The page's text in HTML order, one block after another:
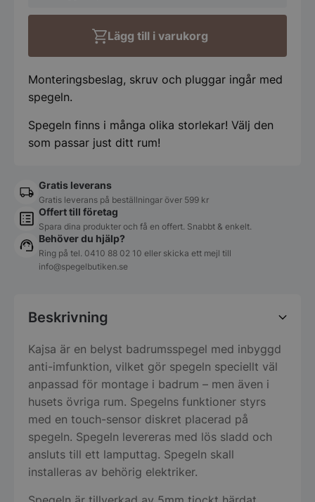
Lägg till i varukorg
Monteringsbeslag, skruv och pluggar ingår med
spegeln.
Spegeln finns i många olika storlekar! Välj den
som passar just ditt rum!
Gratis leverans
Gratis leverans på beställningar över 599 kr
Offert till företag
Spara dina produkter och få en offert. Snabbt & enkelt.
Behöver du hjälp?
Ring på tel. 0410 88 02 10 eller skicka ett mejl till
info@spegelbutiken.se
Beskrivning
Kajsa är en belyst badrumsspegel med inbyggd
anti-imfunktion, vilket gör spegeln speciellt väl
anpassad för montage i badrum – men även i
husets övriga rum. Spegelns funktioner styrs
med en touch-sensor diskret placerad på
spegeln. Spegeln levereras med lös sladd och
ansluts till ett lamputtag. Spegeln skall
installeras av behörig elektriker.